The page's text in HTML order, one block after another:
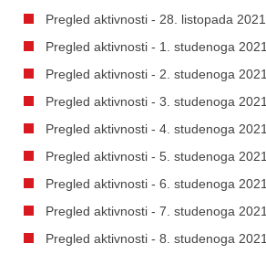
Pregled aktivnosti - 28. listopada 2021.
Pregled aktivnosti - 1. studenoga 2021.
Pregled aktivnosti - 2. studenoga 2021.
Pregled aktivnosti - 3. studenoga 2021
Pregled aktivnosti - 4. studenoga 2021.
Pregled aktivnosti - 5. studenoga 2021.
Pregled aktivnosti - 6. studenoga 2021.
Pregled aktivnosti - 7. studenoga 2021.
Pregled aktivnosti - 8. studenoga 2021.